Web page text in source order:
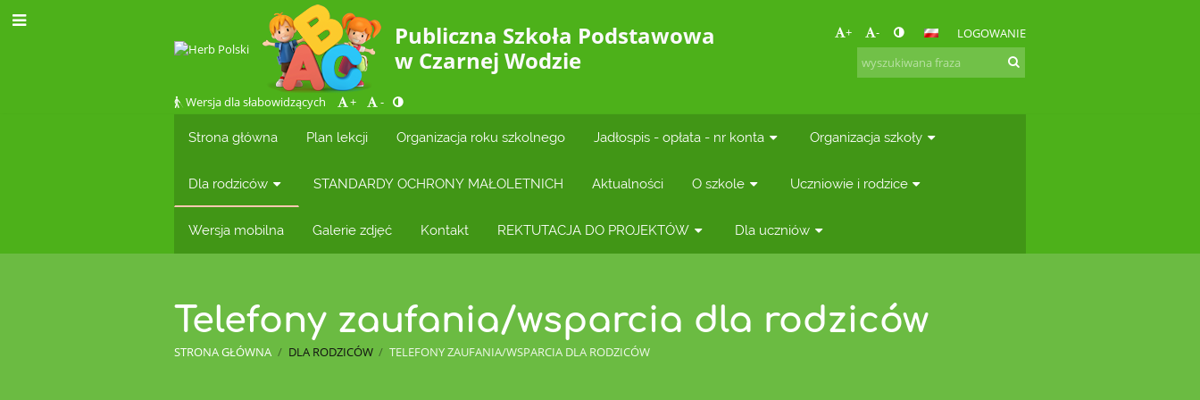
Publiczna Szkoła Podstawowa
w Czarnej Wodzie
+ - LOGOWANIE
Wersja dla słabowidzących + -
Strona główna Plan lekcji Organizacja roku szkolnego Jadłospis - opłata - nr konta Organizacja szkoły
Dla rodziców STANDARDY OCHRONY MAŁOLETNICH Aktualności O szkole Uczniowie i rodzice
Wersja mobilna Galerie zdjęć Kontakt REKTUTACJA DO PROJEKTÓW Dla uczniów
Telefony zaufania/wsparcia dla rodziców
STRONA GŁÓWNA / DLA RODZICÓW / TELEFONY ZAUFANIA/WSPARCIA DLA RODZICÓW